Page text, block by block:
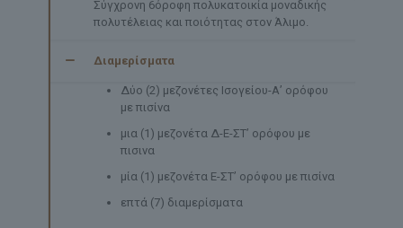
Σύγχρονη 6όροφη πολυκατοικία μοναδικής
πολυτέλειας και ποιότητας στον Άλιμο.
Διαμερίσματα
Δύο (2) μεζονέτες Ισογείου-Α’ ορόφου
με πισίνα
μια (1) μεζονέτα Δ-Ε-ΣΤ’ ορόφου με
πισινα
μία (1) μεζονέτα Ε-ΣΤ’ ορόφου με πισίνα
επτά (7) διαμερίσματα